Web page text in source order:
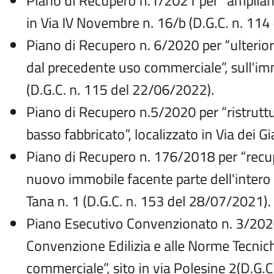
in Via IV Novembre n. 16/b (D.G.C. n.
Piano di Recupero n. 6/2020 per
dal precedente uso commerciale”,
(D.G.C. n. 115 del 22/06/2022).
Piano di Recupero n.5/2020 per
basso fabbricato”, localizzato in Via dei
Piano di Recupero n. 176/2018 per
nuovo immobile facente parte
Tana n. 1 (D.G.C. n. 153 del 28/07/2021).
Piano Esecutivo Convenzionato n. 3/
Convenzione Edilizia e alle Norme
commerciale”, sito in via Polesine